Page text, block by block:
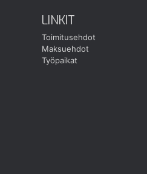
LINKIT
Toimitusehdot
Maksuehdot
Työpaikat